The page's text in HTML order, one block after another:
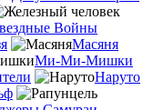
Войны
Масяня
Ми-Ми-Мишки
Наруто